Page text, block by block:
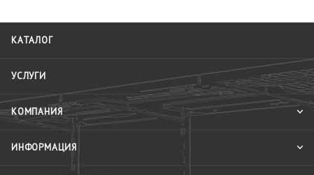
КАТАЛОГ
УСЛУГИ
КОМПАНИЯ
ИНФОРМАЦИЯ